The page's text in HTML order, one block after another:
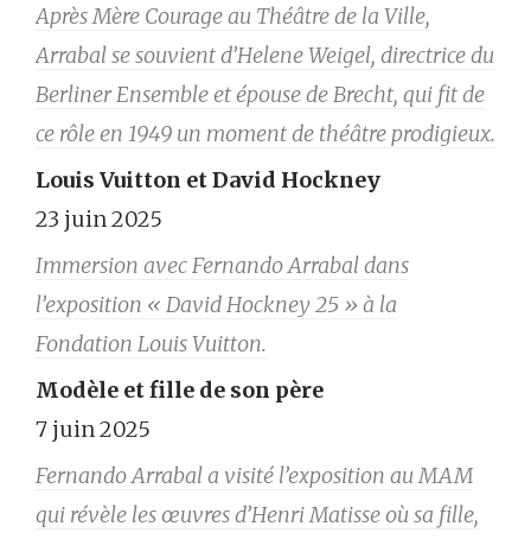
Après Mère Courage au Théâtre de la Ville,
Arrabal se souvient d’Helene Weigel, directrice du
Berliner Ensemble et épouse de Brecht, qui fit de
ce rôle en 1949 un moment de théâtre prodigieux.
Louis Vuitton et David Hockney
23 juin 2025
Immersion avec Fernando Arrabal dans
l’exposition « David Hockney 25 » à la
Fondation Louis Vuitton.
Modèle et fille de son père
7 juin 2025
Fernando Arrabal a visité l’exposition au MAM
qui révèle les œuvres d’Henri Matisse où sa fille,